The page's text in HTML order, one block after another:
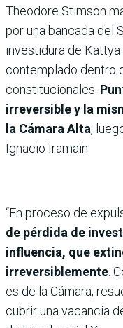
Theodore Stimson
por una bancada del
investidura de
contemplado dentro
constitucionales.
irreversible y la
la Cámara Alta,
Ignacio Iramain.
“En proceso de
de pérdida de
influencia, que
irreversiblemente .
es de la Cámara,
cubrir una vacancia